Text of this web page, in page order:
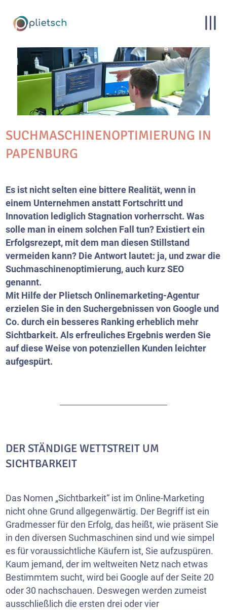
SUCHMASCHINENOPTIMIERUNG IN
PAPENBURG
Es ist nicht selten eine bittere Realität, wenn in
einem Unternehmen anstatt Fortschritt und
Innovation lediglich Stagnation vorherrscht. Was
solle man in einem solchen Fall tun? Existiert ein
Erfolgsrezept, mit dem man diesen Stillstand
vermeiden kann? Die Antwort lautet: ja, und zwar die
Suchmaschinenoptimierung, auch kurz SEO
genannt.
Mit Hilfe der Plietsch Onlinemarketing-Agentur
erzielen Sie in den Suchergebnissen von Google und
Co. durch ein besseres Ranking erheblich mehr
Sichtbarkeit. Als erfreuliches Ergebnis werden Sie
auf diese Weise von potenziellen Kunden leichter
aufgespürt.
DER STÄNDIGE WETTSTREIT UM
SICHTBARKEIT
Das Nomen „Sichtbarkeit“ ist im Online-Marketing
nicht ohne Grund allgegenwärtig. Der Begriff ist ein
Gradmesser für den Erfolg, das heißt, wie präsent Sie
in den diversen Suchmaschinen sind und wie simpel
es für voraussichtliche Käufern ist, Sie aufzuspüren.
Kaum jemand, der im weltweiten Netz nach etwas
Bestimmtem sucht, wird bei Google auf der Seite 20
oder 30 nachschauen. Deswegen werden zumeist
ausschließlich die ersten drei oder vier